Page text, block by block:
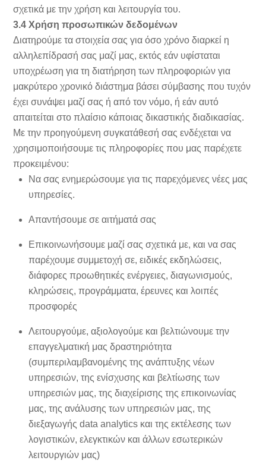
σχετικά με την χρήση και λειτουργία του.
3.4 Χρήση προσωπικών δεδομένων
Διατηρούμε τα στοιχεία σας για όσο χρόνο διαρκεί η
αλληλεπίδρασή σας μαζί μας, εκτός εάν υφίσταται
υποχρέωση για τη διατήρηση των πληροφοριών για
μακρύτερο χρονικό διάστημα βάσει σύμβασης που τυχόν
έχει συνάψει μαζί σας ή από τον νόμο, ή εάν αυτό
απαιτείται στο πλαίσιο κάποιας δικαστικής διαδικασίας.
Με την προηγούμενη συγκατάθεσή σας ενδέχεται να
χρησιμοποιήσουμε τις πληροφορίες που μας παρέχετε
προκειμένου:
Να σας ενημερώσουμε για τις παρεχόμενες νέες μας
υπηρεσίες.
Απαντήσουμε σε αιτήματά σας
Επικοινωνήσουμε μαζί σας σχετικά με, και να σας
παρέχουμε συμμετοχή σε, ειδικές εκδηλώσεις,
διάφορες προωθητικές ενέργειες, διαγωνισμούς,
κληρώσεις, προγράμματα, έρευνες και λοιπές
προσφορές
Λειτουργούμε, αξιολογούμε και βελτιώνουμε την
επαγγελματική μας δραστηριότητα
(συμπεριλαμβανομένης της ανάπτυξης νέων
υπηρεσιών, της ενίσχυσης και βελτίωσης των
υπηρεσιών μας, της διαχείρισης της επικοινωνίας
μας, της ανάλυσης των υπηρεσιών μας, της
διεξαγωγής data analytics και της εκτέλεσης των
λογιστικών, ελεγκτικών και άλλων εσωτερικών
λειτουργιών μας)